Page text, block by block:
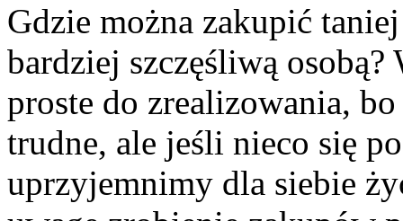
Gdzie można zakupić
bardziej szczęśliwą
proste do zrealizowania,
trudne, ale jeśli nieco się
uprzyjemnimy dla siebie